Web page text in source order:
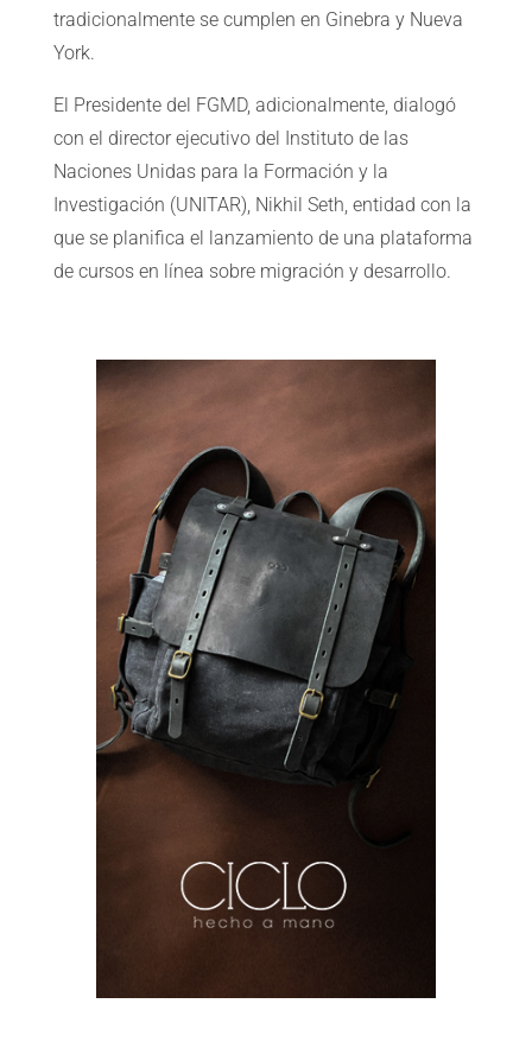
tradicionalmente se cumplen en Ginebra y Nueva
York.
El Presidente del FGMD, adicionalmente, dialogó
con el director ejecutivo del Instituto de las
Naciones Unidas para la Formación y la
Investigación (UNITAR), Nikhil Seth, entidad con la
que se planifica el lanzamiento de una plataforma
de cursos en línea sobre migración y desarrollo.